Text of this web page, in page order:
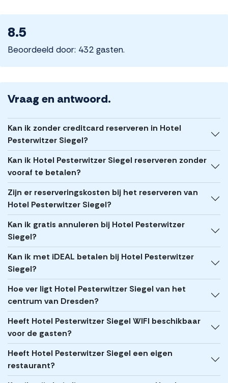
8.5
Beoordeeld door: 432 gasten.
Vraag en antwoord.
Kan ik zonder creditcard reserveren in Hotel
Pesterwitzer Siegel?
Kan ik Hotel Pesterwitzer Siegel reserveren zonder
vooraf te betalen?
Zijn er reserveringskosten bij het reserveren van
Hotel Pesterwitzer Siegel?
Kan ik gratis annuleren bij Hotel Pesterwitzer
Siegel?
Kan ik met iDEAL betalen bij Hotel Pesterwitzer
Siegel?
Hoe ver ligt Hotel Pesterwitzer Siegel van het
centrum van Dresden?
Heeft Hotel Pesterwitzer Siegel WIFI beschikbaar
voor de gasten?
Heeft Hotel Pesterwitzer Siegel een eigen
restaurant?